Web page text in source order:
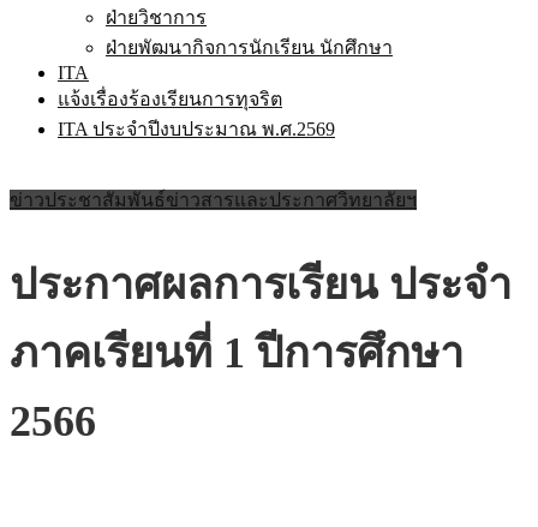
ฝ่ายวิชาการ
ฝ่ายพัฒนากิจการนักเรียน นักศึกษา
ITA
แจ้งเรื่องร้องเรียนการทุจริต
ITA ประจำปีงบประมาณ พ.ศ.2569
ข่าวประชาสัมพันธ์ข่าวสารและประกาศวิทยาลัยฯ
ประกาศผลการเรียน ประจำ
ภาคเรียนที่ 1 ปีการศึกษา
2566